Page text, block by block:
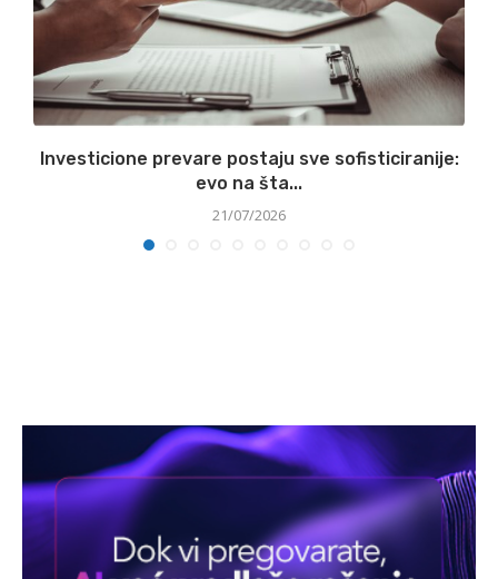
Investicione prevare postaju sve sofisticiranije:
evo na šta...
21/07/2026